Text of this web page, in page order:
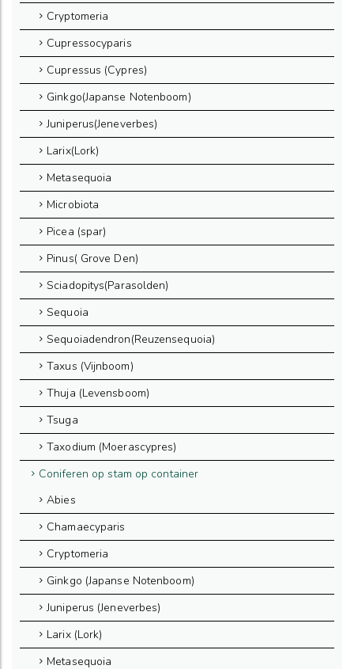
Cryptomeria
Cupressocyparis
Cupressus (Cypres)
Ginkgo(Japanse Notenboom)
Juniperus(Jeneverbes)
Larix(Lork)
Metasequoia
Microbiota
Picea (spar)
Pinus( Grove Den)
Sciadopitys(Parasolden)
Sequoia
Sequoiadendron(Reuzensequoia)
Taxus (Vijnboom)
Thuja (Levensboom)
Tsuga
Taxodium (Moerascypres)
Coniferen op stam op container
Abies
Chamaecyparis
Cryptomeria
Ginkgo (Japanse Notenboom)
Juniperus (Jeneverbes)
Larix (Lork)
Metasequoia